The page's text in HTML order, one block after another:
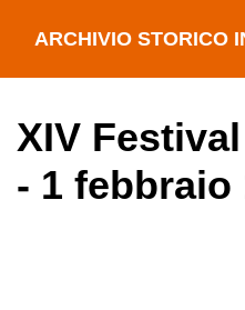
ARCHIVIO STORICO
XIV
- 1 febbraio